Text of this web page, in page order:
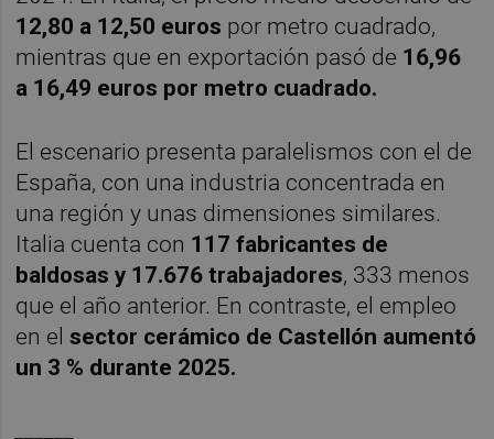
12,80 a 12,50 euros por metro cuadrado,
mientras que en exportación pasó de 16,96
a 16,49 euros por metro cuadrado.
El escenario presenta paralelismos con el de
España, con una industria concentrada en
una región y unas dimensiones similares.
Italia cuenta con 117 fabricantes de
baldosas y 17.676 trabajadores, 333 menos
que el año anterior. En contraste, el empleo
en el sector cerámico de Castellón aumentó
un 3 % durante 2025.